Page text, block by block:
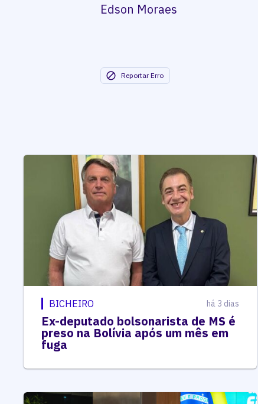
Edson Moraes
Reportar Erro
BICHEIRO há 3 dias
Ex-deputado bolsonarista de MS é
preso na Bolívia após um mês em
fuga